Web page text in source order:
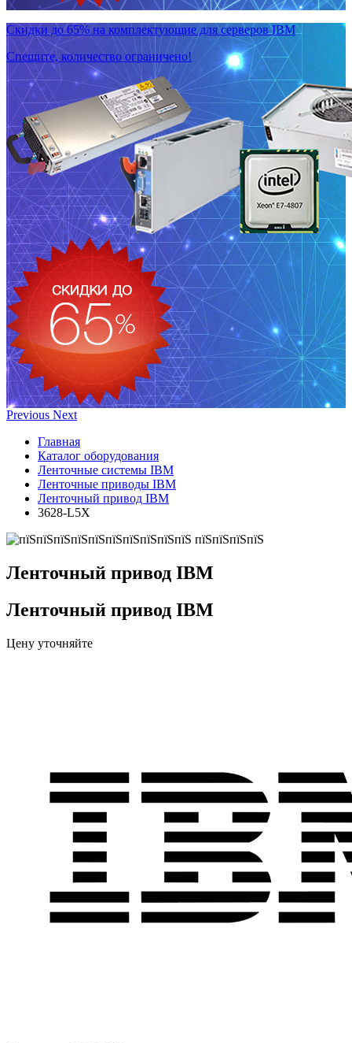
Скидки до 65% на комплектующие для серверов IBM
Спешите, количество ограничено!
Previous Next
Главная
Каталог оборудования
Ленточные системы IBM
Ленточные приводы IBM
Ленточный привод IBM
3628-L5X
Ленточный привод IBM
Ленточный привод IBM
Цену уточняйте